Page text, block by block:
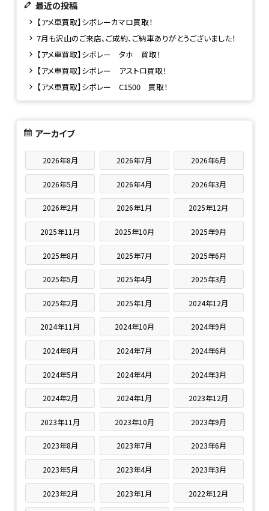
最近の投稿
【アメ車買取】シボレーカマロ買取！
7月も沢山のご来店、ご成約、ご納車ありがとうございました！
【アメ車買取】シボレー タホ 買取！
【アメ車買取】シボレー アストロ買取！
【アメ車買取】シボレー C1500 買取！
アーカイブ
2026年8月 2026年7月 2026年6月
2026年5月 2026年4月 2026年3月
2026年2月 2026年1月 2025年12月
2025年11月 2025年10月 2025年9月
2025年8月 2025年7月 2025年6月
2025年5月 2025年4月 2025年3月
2025年2月 2025年1月 2024年12月
2024年11月 2024年10月 2024年9月
2024年8月 2024年7月 2024年6月
2024年5月 2024年4月 2024年3月
2024年2月 2024年1月 2023年12月
2023年11月 2023年10月 2023年9月
2023年8月 2023年7月 2023年6月
2023年5月 2023年4月 2023年3月
2023年2月 2023年1月 2022年12月